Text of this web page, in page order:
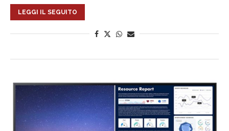
LEGGI IL SEGUITO